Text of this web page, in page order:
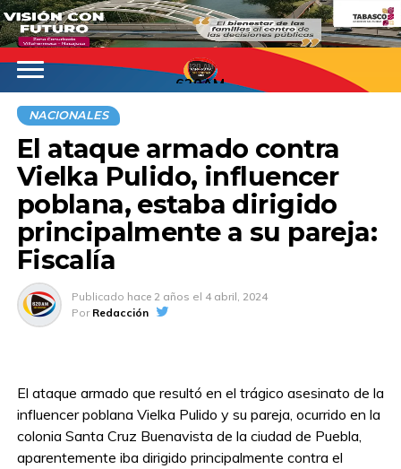
620AM
NACIONALES
El ataque armado contra
Vielka Pulido, influencer
poblana, estaba dirigido
principalmente a su pareja:
Fiscalía
Publicado hace 2 años el 4 abril, 2024
Por Redacción
El ataque armado que resultó en el trágico asesinato de la
influencer poblana Vielka Pulido y su pareja, ocurrido en la
colonia Santa Cruz Buenavista de la ciudad de Puebla,
aparentemente iba dirigido principalmente contra el